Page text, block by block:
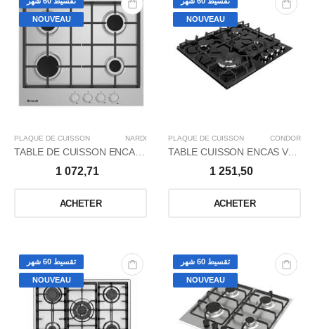
NOUVEAU
PLAQUE DE CUISSON NARDI
TABLE DE CUISSON ENCASÂ GAZ 60CM/4FXW/IN
1 072,71
ACHETER
NOUVEAU
PLAQUE DE CUISSON CONDOR
TABLE CUISSON ENCAS VANILLA2GAZ76CM/B GL
1 251,50
ACHETER
تقسيط 60 شهر
NOUVEAU
تقسيط 60 شهر
NOUVEAU